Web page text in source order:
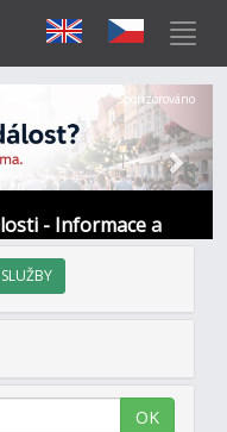
- Informace a
Další
Sponzorováno
SLUŽBY
OK